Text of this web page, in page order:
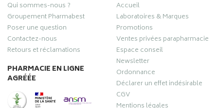
Qui sommes-nous ?
Groupement Pharmabest
Poser une question
Contactez-nous
Retours et réclamations
PHARMACIE EN LIGNE
AGRÉÉE
Accueil
Laboratoires & Marques
Promotions
Ventes privées parapharmacie
Espace conseil
Newsletter
Ordonnance
Déclarer un effet indésirable
CGV